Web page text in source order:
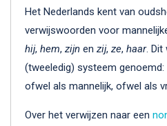
Het Nederlands kent van
verwijswoorden voor
hij, hem, zijn en zij, ze, haar. Dit
(tweeledig) systeem
ofwel als mannelijk, ofwel als
Over het verwijzen naar een